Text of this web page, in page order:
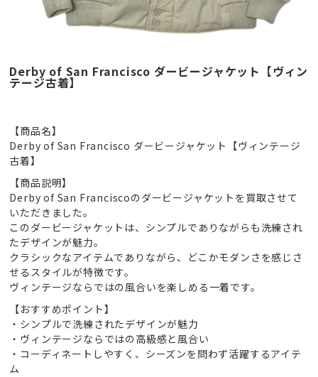
Derby of San Francisco ダービージャケット【ヴィン
テージ古着】
【商品名】
Derby of San Francisco ダービージャケット【ヴィンテージ
古着】
【商品説明】
Derby of San Franciscoのダービージャケットを買取させて
いただきました。
このダービージャケットは、シンプルでありながらも洗練され
たデザインが魅力。
クラシックなアイテムでありながら、どこかモダンさを感じさ
せるスタイルが特徴です。
ヴィンテージならではの風合いを楽しめる一着です。
【おすすめポイント】
・シンプルで洗練されたデザインが魅力
・ヴィンテージならではの高級感と風合い
・コーディネートしやすく、シーズンを問わず活躍するアイテ
ム